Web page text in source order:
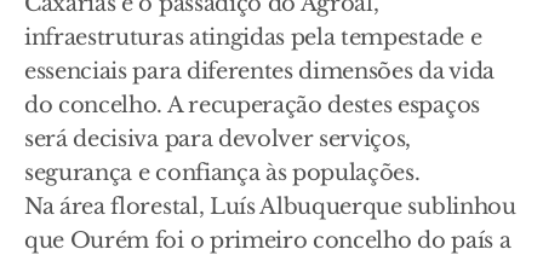
infraestruturas atingidas pela tempestade e
essenciais para diferentes dimensões da vida
do concelho. A recuperação destes espaços
será decisiva para devolver serviços,
segurança e confiança às populações.
Na área florestal, Luís Albuquerque sublinhou
que Ourém foi o primeiro concelho do país a